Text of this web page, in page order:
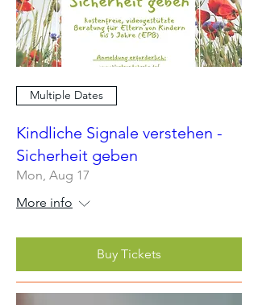
Multiple Dates
Kindliche Signale verstehen -
Sicherheit geben
Mon, Aug 17
More info
Buy Tickets